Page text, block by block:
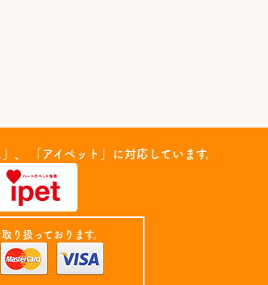
、 「アイペット」に対応しています。
り扱っております。